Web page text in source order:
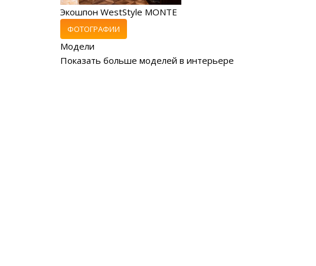
Экошпон WestStyle MONTE
ФОТОГРАФИИ
Модели
Показать больше моделей в интерьере